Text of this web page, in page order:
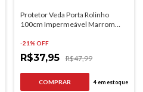
Protetor Veda Porta Rolinho
100cm Impermeável Marrom
-21 % OFF
R$37,95 R$47,99
4em estoque